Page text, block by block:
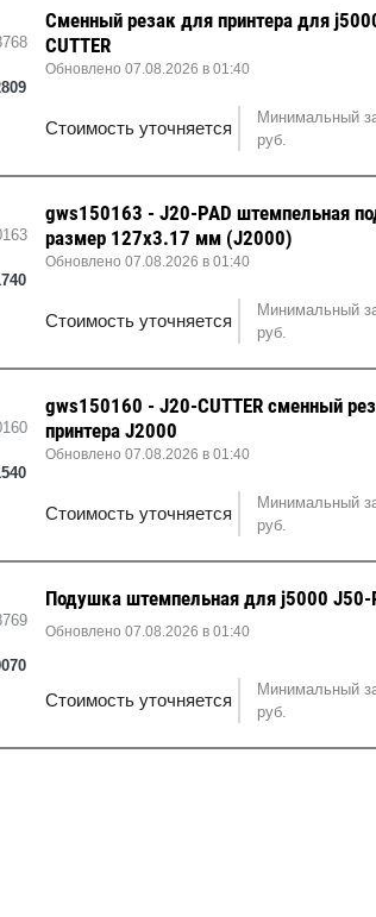
Cменный резак для принтера для
CUTTER
Обновлено 07.08.2026 в 01:40
Стоимость уточняется
Минимальный
руб.
gws150163 - J20-PAD штемпельная
размер 127х3.17 мм (J2000)
Обновлено 07.08.2026 в 01:40
Стоимость уточняется
Минимальный
руб.
gws150160 - J20-CUTTER сменный
принтера J2000
Обновлено 07.08.2026 в 01:40
Стоимость уточняется
Минимальный
руб.
Подушка штемпельная для j5000 J50-
Обновлено 07.08.2026 в 01:40
Стоимость уточняется
Минимальный
руб.